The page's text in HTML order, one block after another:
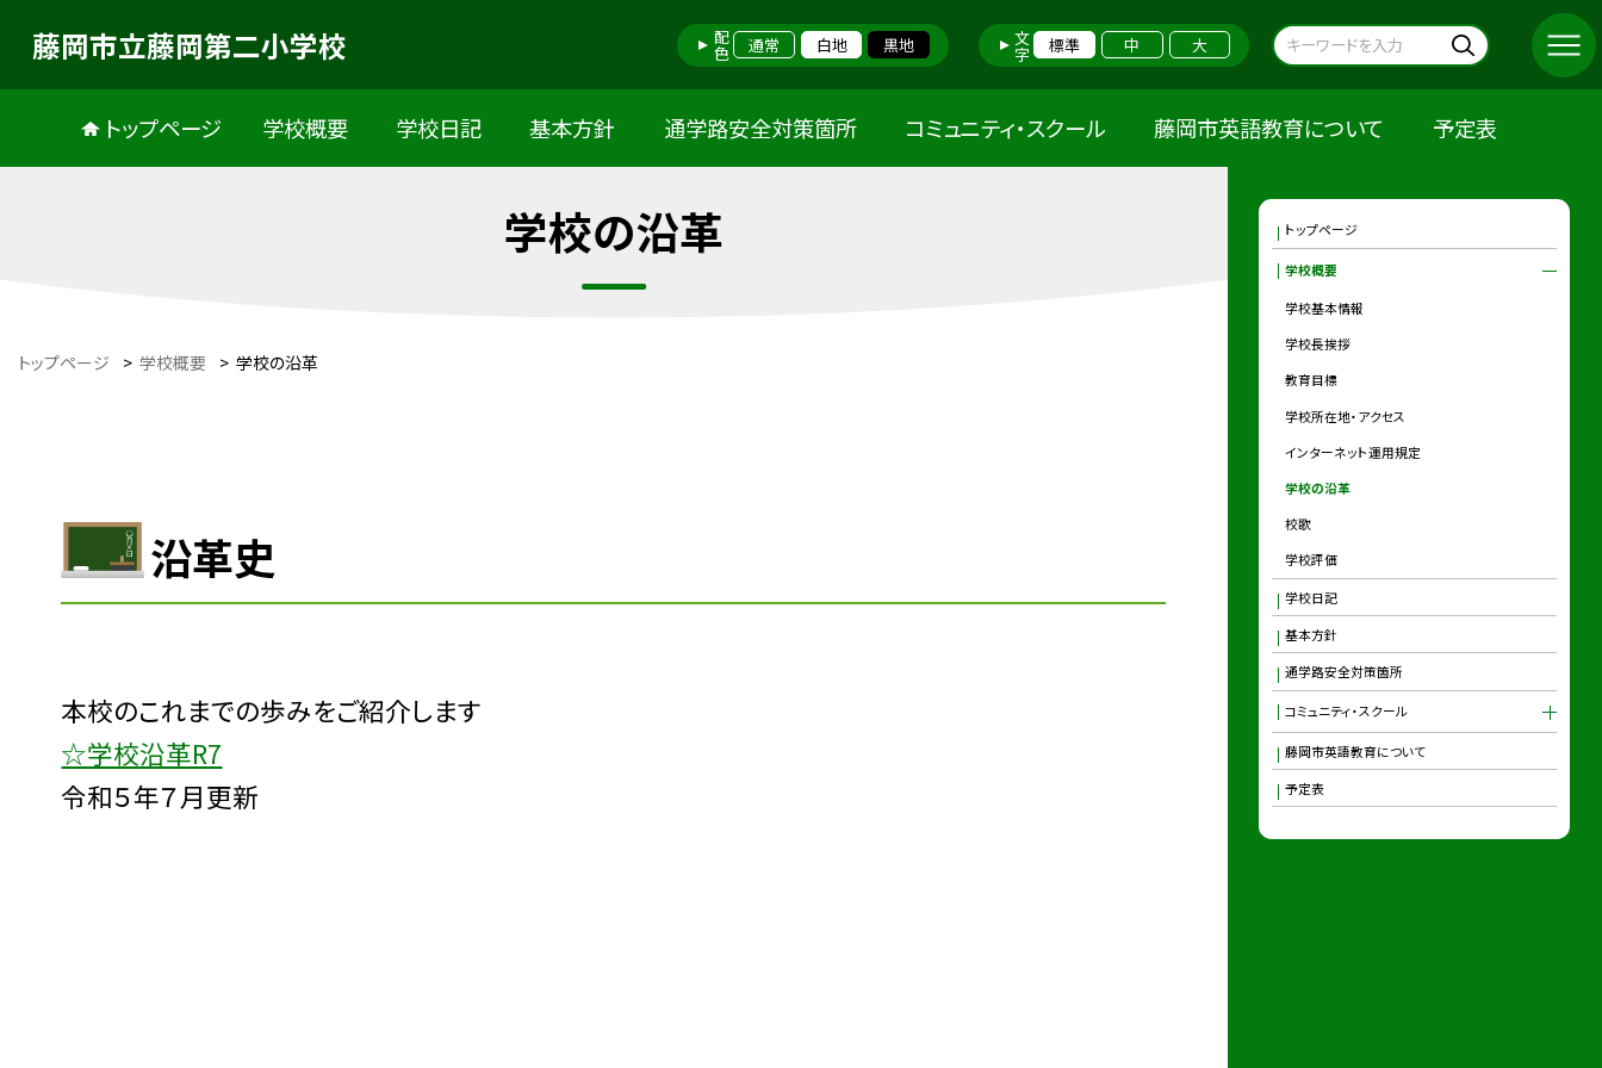
藤岡市立藤岡第二小学校 配色 通常 白地 黒地 文字 標準 中 大
トップページ 学校概要 学校日記 基本方針 通学路安全対策箇所 コミュニティ・スクール 藤岡市英語教育について 予定表
学校の沿革
トップページ > 学校概要 > 学校の沿革
沿革史
本校のこれまでの歩みをご紹介します
☆学校沿革R7
令和５年７月更新
トップページ
学校概要
学校基本情報
学校長挨拶
教育目標
学校所在地・アクセス
インターネット運用規定
学校の沿革
校歌
学校評価
学校日記
基本方針
通学路安全対策箇所
コミュニティ・スクール
藤岡市英語教育について
予定表